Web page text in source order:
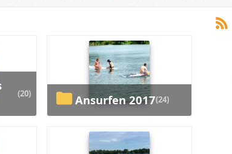
(20) Ansurfen 2017(24)